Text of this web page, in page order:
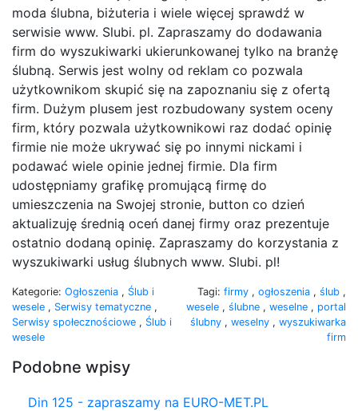
moda ślubna, biżuteria i wiele więcej sprawdź w
serwisie www. Slubi. pl. Zapraszamy do dodawania
firm do wyszukiwarki ukierunkowanej tylko na branżę
ślubną. Serwis jest wolny od reklam co pozwala
użytkownikom skupić się na zapoznaniu się z ofertą
firm. Dużym plusem jest rozbudowany system oceny
firm, który pozwala użytkownikowi raz dodać opinię
firmie nie może ukrywać się po innymi nickami i
podawać wiele opinie jednej firmie. Dla firm
udostępniamy grafikę promującą firmę do
umieszczenia na Swojej stronie, button co dzień
aktualizuję średnią oceń danej firmy oraz prezentuje
ostatnio dodaną opinię. Zapraszamy do korzystania z
wyszukiwarki usług ślubnych www. Slubi. pl!
Kategorie: Ogłoszenia , Ślub i
wesele , Serwisy tematyczne ,
Serwisy społecznościowe , Ślub i
wesele
Tagi: firmy , ogłoszenia , ślub ,
wesele , ślubne , weselne , portal
ślubny , weselny , wyszukiwarka
firm
Podobne wpisy
Din 125 - zapraszamy na EURO-MET.PL